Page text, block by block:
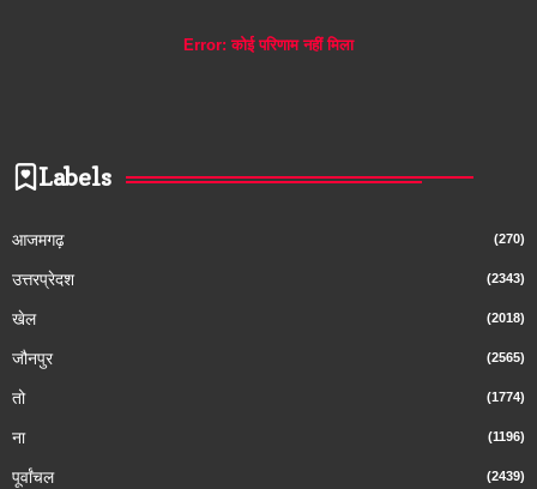
Error: कोई परिणाम नहीं मिला
Labels
आजमगढ़ (270)
उत्तरप्रेदश (2343)
खेल (2018)
जौनपुर (2565)
तो (1774)
ना (1196)
पूर्वांचल (2439)